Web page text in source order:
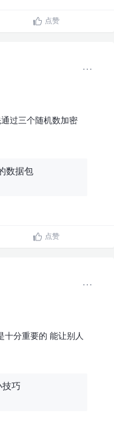
点赞
过三个随机数加密
数据包
点赞
十分重要的 能让别人
巧